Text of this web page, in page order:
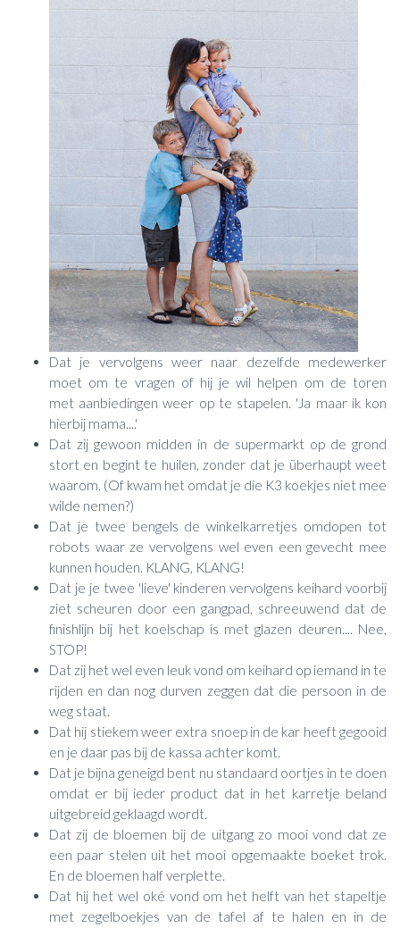
Dat je vervolgens weer naar dezelfde medewerker
moet om te vragen of hij je wil helpen om de toren
met aanbiedingen weer op te stapelen. 'Ja maar ik kon
hierbij mama....'
Dat zij gewoon midden in de supermarkt op de grond
stort en begint te huilen, zonder dat je überhaupt weet
waarom. (Of kwam het omdat je die K3 koekjes niet mee
wilde nemen?)
Dat je twee bengels de winkelkarretjes omdopen tot
robots waar ze vervolgens wel even een gevecht mee
kunnen houden. KLANG, KLANG!
Dat je je twee 'lieve' kinderen vervolgens keihard voorbij
ziet scheuren door een gangpad, schreeuwend dat de
finishlijn bij het koelschap is met glazen deuren.... Nee,
STOP!
Dat zij het wel even leuk vond om keihard op iemand in te
rijden en dan nog durven zeggen dat die persoon in de
weg staat.
Dat hij stiekem weer extra snoep in de kar heeft gegooid
en je daar pas bij de kassa achter komt.
Dat je bijna geneigd bent nu standaard oortjes in te doen
omdat er bij ieder product dat in het karretje beland
uitgebreid geklaagd wordt.
Dat zij de bloemen bij de uitgang zo mooi vond dat ze
een paar stelen uit het mooi opgemaakte boeket trok.
En de bloemen half verplette.
Dat hij het wel oké vond om het helft van het stapeltje
met zegelboekjes van de tafel af te halen en in de